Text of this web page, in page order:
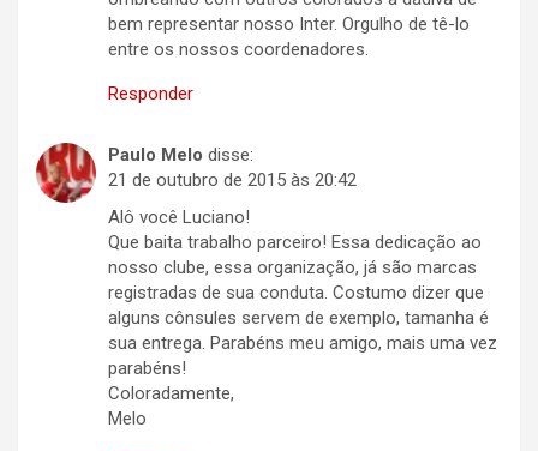
bem representar nosso Inter. Orgulho de tê-lo
entre os nossos coordenadores.
Responder
Paulo Melo disse:
21 de outubro de 2015 às 20:42
Alô você Luciano!
Que baita trabalho parceiro! Essa dedicação ao
nosso clube, essa organização, já são marcas
registradas de sua conduta. Costumo dizer que
alguns cônsules servem de exemplo, tamanha é
sua entrega. Parabéns meu amigo, mais uma vez
parabéns!
Coloradamente,
Melo